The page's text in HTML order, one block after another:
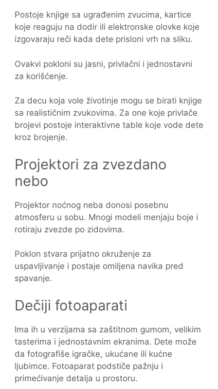
Postoje knjige sa ugrađenim zvucima, kartice
koje reaguju na dodir ili elektronske olovke koje
izgovaraju reči kada dete prisloni vrh na sliku.
Ovakvi pokloni su jasni, privlačni i jednostavni
za korišćenje.
Za decu koja vole životinje mogu se birati knjige
sa realističnim zvukovima. Za one koje privlače
brojevi postoje interaktivne table koje vode dete
kroz brojenje.
Projektori za zvezdano
nebo
Projektor noćnog neba donosi posebnu
atmosferu u sobu. Mnogi modeli menjaju boje i
rotiraju zvezde po zidovima.
Poklon stvara prijatno okruženje za
uspavljivanje i postaje omiljena navika pred
spavanje.
Dečiji fotoaparati
Ima ih u verzijama sa zaštitnom gumom, velikim
tasterima i jednostavnim ekranima. Dete može
da fotografiše igračke, ukućane ili kućne
ljubimce. Fotoaparat podstiče pažnju i
primećivanje detalja u prostoru.